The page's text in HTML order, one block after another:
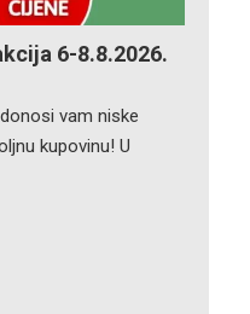
6-8.8.2026.
vam niske
kupovinu! U